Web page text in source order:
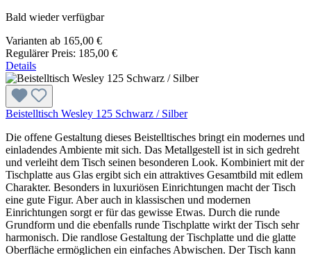
Bald wieder verfügbar
Varianten ab 165,00 €
Regulärer Preis: 185,00 €
Details
Beistelltisch Wesley 125 Schwarz / Silber
Die offene Gestaltung dieses Beistelltisches bringt ein modernes und
einladendes Ambiente mit sich. Das Metallgestell ist in sich gedreht
und verleiht dem Tisch seinen besonderen Look. Kombiniert mit der
Tischplatte aus Glas ergibt sich ein attraktives Gesamtbild mit edlem
Charakter. Besonders in luxuriösen Einrichtungen macht der Tisch
eine gute Figur. Aber auch in klassischen und modernen
Einrichtungen sorgt er für das gewisse Etwas. Durch die runde
Grundform und die ebenfalls runde Tischplatte wirkt der Tisch sehr
harmonisch. Die randlose Gestaltung der Tischplatte und die glatte
Oberfläche ermöglichen ein einfaches Abwischen. Der Tisch kann